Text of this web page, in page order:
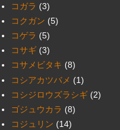
コガラ (3)
コクガン (5)
コゲラ (5)
コサギ (3)
コサメビタキ (8)
コシアカツバメ (1)
コシジロウズラシギ (2)
ゴジュウカラ (8)
コジュリン (14)